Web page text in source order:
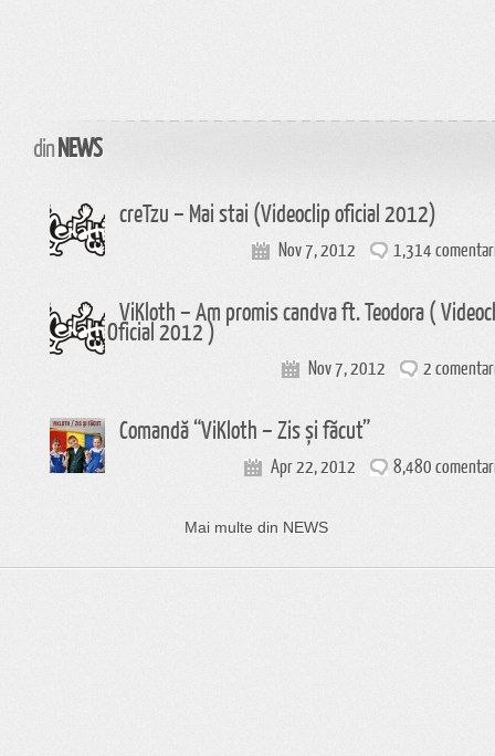
dinNEWS
creTzu – Mai stai (Videoclip oficial 2012)
Nov 7, 2012 1,314
ViKloth – Am promis candva ft. Teodora (
Oficial 2012 )
Nov 7, 2012 2
Comandă “ViKloth – Zis și făcut”
Apr 22, 2012 8,480
Mai multe din NEWS